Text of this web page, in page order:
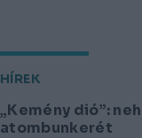
HÍREK
„Kemény dió”:
atombunkerét